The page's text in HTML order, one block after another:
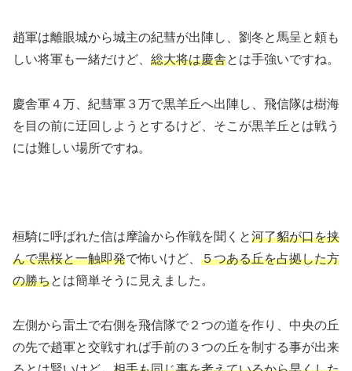
趙軍は離眼城から城主の紀彗が出陣し、劉冬と馬呈と頼も
しい将軍も一緒だけど、 総大将は慶舎とは手強いですね。
慶舎軍４万、紀彗軍３万で黒羊丘へ出陣し、飛信隊は樹海
を目の前に迂回しようとするけど、そこが黒羊丘とは戦う
には難しい場所ですね。
桓騎に呼ばれた信は摩論から作戦を聞くと河了貂が口を挟
んで黒桜と一触即発で怖いけど、 ５つある丘を占拠した方
の勝ちとは簡単そうに見えました。
左側から雷土で右側を飛信隊で２つの道を作り、中央の丘
の先で趙軍と交戦すれば手前の３つの丘を制する事が出来